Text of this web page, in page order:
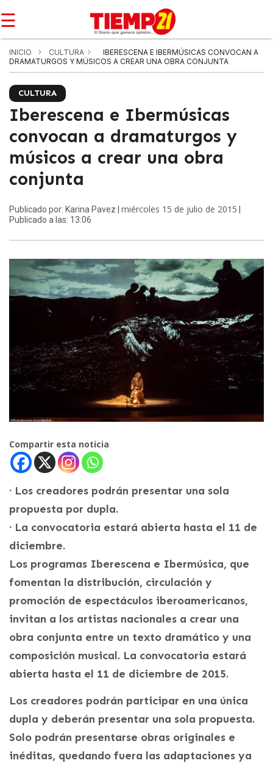
☰
INICIO CULTURA
IBERESCENA E IBERMÚSICAS CONVOCAN A
DRAMATURGOS Y MÚSICOS A CREAR UNA OBRA CONJUNTA
CULTURA
Iberescena e Ibermúsicas
convocan a dramaturgos y
músicos a crear una obra
conjunta
Publicado por: Karina Pavez | miércoles 15 de julio de 2015
Publicado a las: 13:06
Compartir esta noticia
· Los creadores podrán presentar una sola
propuesta por dupla.
· La convocatoria estará abierta hasta el 11 de
diciembre.
Los programas Iberescena e Ibermúsica, que
fomentan la distribución, circulación y
promoción de espectáculos iberoamericanos,
invitan a los artistas nacionales a crear una
obra conjunta entre un texto dramático y una
composición musical. La convocatoria estará
abierta hasta el 11 de diciembre de 2015.
Los creadores podrán participar en una única
dupla y deberán presentar una sola propuesta.
Solo podrán presentarse obras originales e
inéditas, quedando fuera las adaptaciones ya